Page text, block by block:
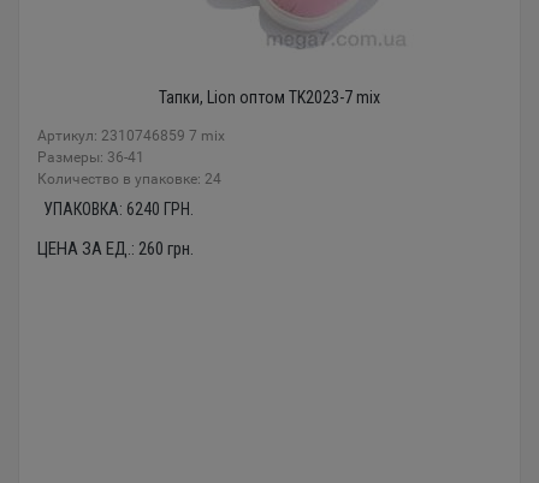
Тапки, Lion оптом TK2023-7 mix
Артикул: 2310746859 7 mix
Размеры: 36-41
Количество в упаковке: 24
УПАКОВКА: 6240 ГРН.
ЦЕНА ЗА ЕД.: 260 грн.